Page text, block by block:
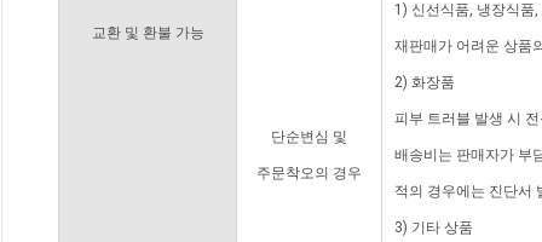
교환 및 환불 가능
단순변심 및
주문착오의 경우
1) 신선식품, 냉장식품
재판매가 어려운 상품
2) 화장품
피부 트러블 발생 시
배송비는 판매자가 부
적의 경우에는 진단서
3) 기타 상품